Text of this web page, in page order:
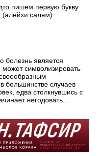
пишем первую букву
салям)...
болезнь является
символизировать
большинстве случаев
едва столкнувшись с
негодовать...